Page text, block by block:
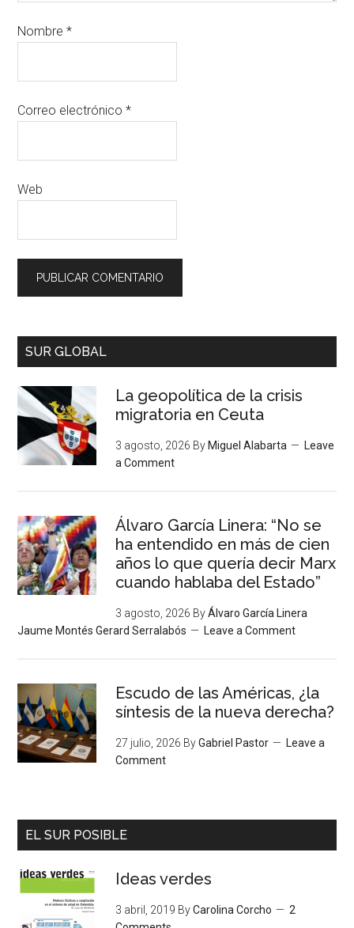
Nombre*
Correo electrónico*
Web
SUR GLOBAL
La geopolítica de la crisis
migratoria en Ceuta
3 agosto, 2026 By Miguel Alabarta
Leave
a Comment
Álvaro García Linera: “No se
ha entendido en más de cien
años lo que quería decir Marx
cuando hablaba del Estado”
3 agosto, 2026 ByÁlvaro García Linera
Jaume Montés Gerard Serralabós
Leave a Comment
Escudo de las Américas, ¿la
síntesis de la nueva derecha?
27 julio, 2026 ByGabriel Pastor
Leave a
Comment
EL SUR POSIBLE
Ideas verdes
3 abril, 2019 ByCarolina Corcho
2